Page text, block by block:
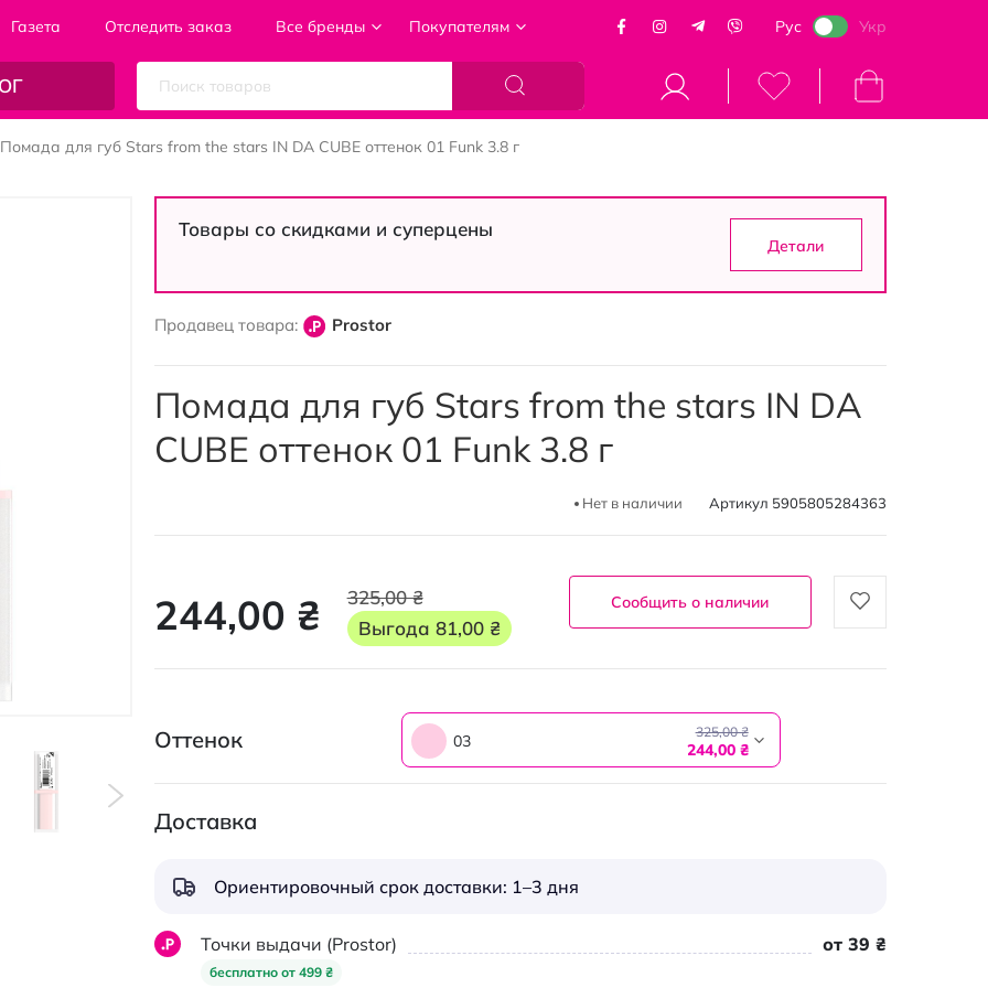
Газета Отследить заказ Все бренды Покупателям Рус Укр
Моя корзина
Помада для губ Stars from the stars IN DA CUBE оттенок 01 Funk 3.8 г
Товары со скидками и суперцены
Детали
Продавец товара: Prostor
Помада для губ Stars from the stars IN DA
CUBE оттенок 01 Funk 3.8 г
Нет в наличии Артикул 5905805284363
244,00 ₴
325,00 ₴
Выгода 81,00 ₴
Сообщить о наличии
Оттенок 03 325,00 ₴
244,00 ₴
Доставка
Ориентировочный срок доставки: 1–3 дня
Точки выдачи (Prostor)
бесплатно от 499 ₴
от 39 ₴